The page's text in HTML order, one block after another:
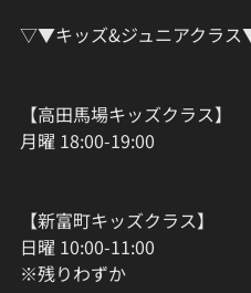
▽▼キッズ&ジュニアクラ
【高田馬場キッズクラス】
月曜 18:00-19:00
【新富町キッズクラス】
日曜 10:00-11:00
※残りわずか